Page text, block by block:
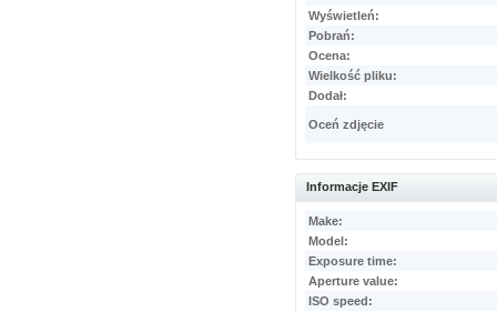
Wyświetleń:
Pobrań:
Ocena:
Wielkość pliku:
Dodał:
Oceń zdjęcie
Informacje EXIF
Make:
Model:
Exposure time:
Aperture value:
ISO speed: